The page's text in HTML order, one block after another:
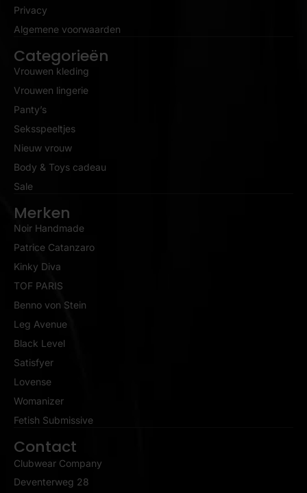
Privacy
Algemene voorwaarden
Categorieën
Vrouwen kleding
Vrouwen lingerie
Panty’s
Seksspeeltjes
Nieuw vrouw
Body & Toys cadeau
Sale
Merken
Noir Handmade
Patrice Catanzaro
Kinky Diva
TOF PARIS
Benno von Stein
Leg Avenue
Black Level
Satisfyer
Lovense
Womanizer
Fetish Submissive
Contact
Clubwear Company
Deventerweg 28